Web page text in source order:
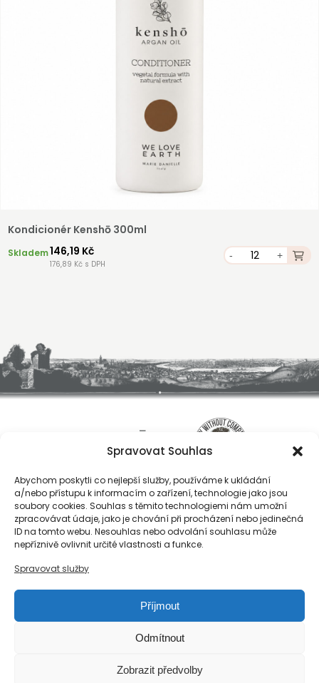
Spravovat Souhlas
Abychom poskytli co nejlepší služby, používáme k ukládání
a/nebo přístupu k informacím o zařízení, technologie jako jsou
soubory cookies. Souhlas s těmito technologiemi nám umožní
zpracovávat údaje, jako je chování při procházení nebo jedinečná
ID na tomto webu. Nesouhlas nebo odvolání souhlasu může
nepříznivě ovlivnit určité vlastnosti a funkce.
Spravovat služby
Příjmout
Odmítnout
Zobrazit předvolby
Kondicionér Kenshō 300ml
Skladem146,19 Kč
176,89 Kč s DPH
- +
O nás
Obchodní podmínky
Zásady ochrany osobních údajů
Zásady cookies (EU)